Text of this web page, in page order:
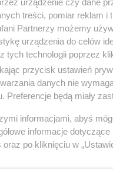
tezę to znaczy
bardziej oczywiste,
mamy historyczną
zrobić, to wejść
jedno – zgodzić
treści, pomiar reklam i
Partnerzy możemy
urządzenia do celów
tych technologii poprzez
przycisk ustawień
danych nie
Preferencje będą miały
informacjami, abyś
informacje
oraz po kliknięciu w